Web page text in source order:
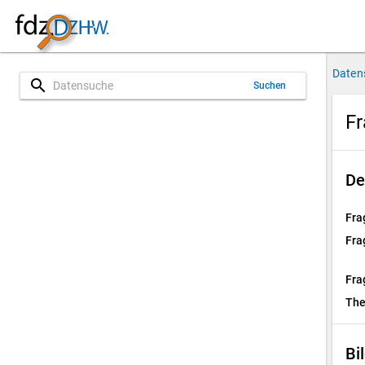
search Suchen